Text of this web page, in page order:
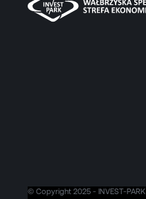
© Copyright 2025 - INVEST-PARK